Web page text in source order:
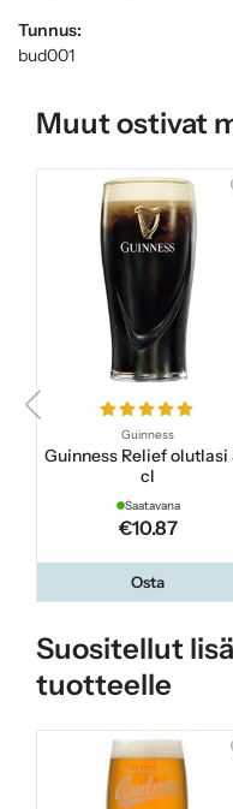
Tunnus:
bud001
Muut ostivat
Guinness
Guinness Relief olutlasi
cl
Saatavana
€10.87
Osta
Suositellut
tuotteelle